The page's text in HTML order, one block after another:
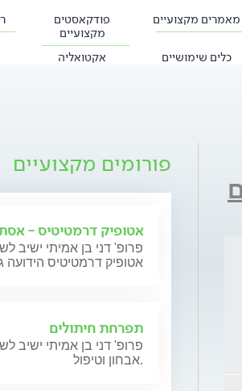
מאמרים מקצועיים
פודקאסטים
מקצועיים
כלים שימושיים אקטואליה
פורומים מקצועיים
אטופיק דרמטיטיס -
פרופ' דני בן אמיתי ישיב
אטופיק דרמטיטיס
תפרחת חיתולים
פרופ' דני בן אמיתי ישיב
אבחון וטיפול.